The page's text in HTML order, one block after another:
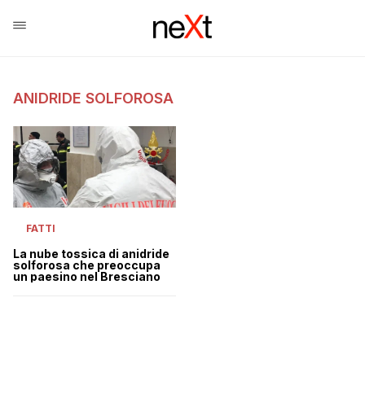
ANIDRIDE SOLFOROSA
FATTI
La nube tossica di anidride
solforosa che preoccupa
un paesino nel Bresciano